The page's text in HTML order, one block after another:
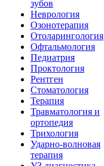
зубов
Неврология
Озонотерапия
Отоларингология
Офтальмология
Педиатрия
Проктология
Рентген
Стоматология
Терапия
Травматология и
ортопедия
Трихология
Ударно-волновая
терапия